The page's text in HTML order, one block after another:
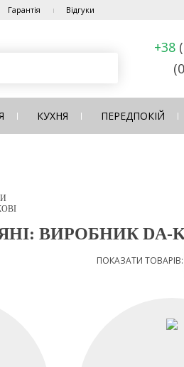
Гарантія Відгуки
+38
КУХНЯ ПЕРЕДПОКІЙ
ВИРОБНИК DA-
ПОКАЗАТИ ТОВАРІВ: